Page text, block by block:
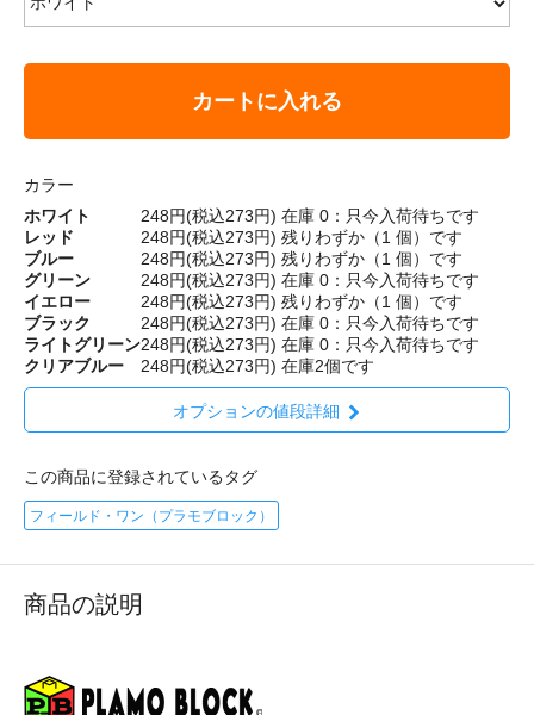
カートに入れる
カラー
ホワイト
248円(税込273円) 在庫 0：只今入荷待ちです
レッド
248円(税込273円) 残りわずか（1 個）です
ブルー
248円(税込273円) 残りわずか（1 個）です
グリーン
248円(税込273円) 在庫 0：只今入荷待ちです
イエロー
248円(税込273円) 残りわずか（1 個）です
ブラック
248円(税込273円) 在庫 0：只今入荷待ちです
ライトグリーン248円(税込273円) 在庫 0：只今入荷待ちです
クリアブルー
248円(税込273円) 在庫2個です
オプションの値段詳細
この商品に登録されているタグ
フィールド・ワン（プラモブロック）
商品の説明